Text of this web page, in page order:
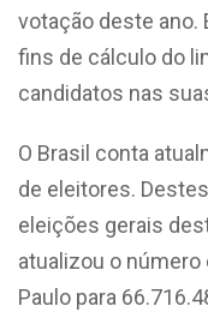
votação deste ano.
fins de cálculo do
candidatos nas
O Brasil conta
de eleitores.
eleições gerais
atualizou o
Paulo para